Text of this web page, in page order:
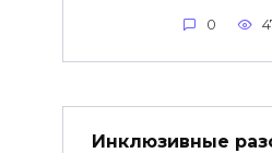
0
Инклюзивные